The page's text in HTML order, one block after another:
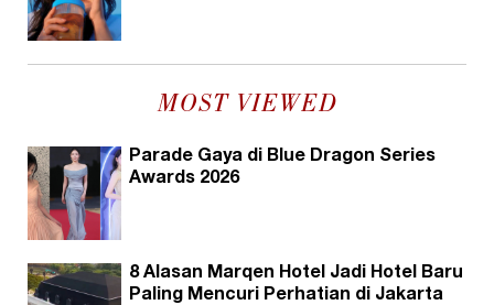
MOST VIEWED
Parade Gaya di Blue Dragon Series
Awards 2026
8 Alasan Marqen Hotel Jadi Hotel Baru
Paling Mencuri Perhatian di Jakarta